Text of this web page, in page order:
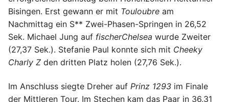
Bisingen. Erst gewann er mit Touloubre am
Nachmittag ein S** Zwei-Phasen-Springen in 26,52
Sek. Michael Jung auf fischerChelsea wurde Zweiter
(27,37 Sek.). Stefanie Paul konnte sich mit Cheeky
Charly Z den dritten Platz holen (27,76 Sek.).
Im Anschluss siegte Dreher auf Prinz 1293 im Finale
der Mittleren Tour. Im Stechen kam das Paar in 36,31